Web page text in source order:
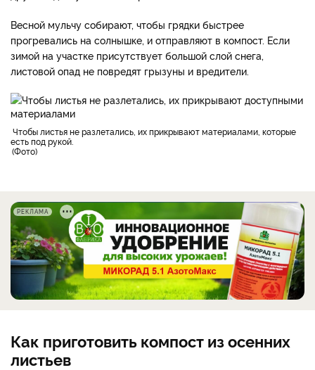
Весной мульчу собирают, чтобы грядки быстрее
прогревались на солнышке, и отправляют в компост. Если
зимой на участке присутствует большой слой снега,
листовой опад не повредят грызуны и вредители.
чтобы листья не разлетались, их прикрывают материалами, которые
есть под рукой.
Фото
РЕКЛАМА
Как приготовить компост из осенних
листьев